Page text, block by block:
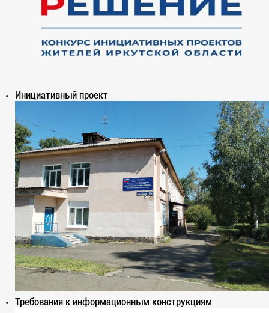
Инициативный проект
Требования к информационным конструкциям